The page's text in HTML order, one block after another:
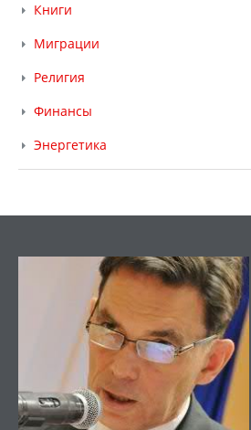
Книги
Миграции
Религия
Финансы
Энергетика